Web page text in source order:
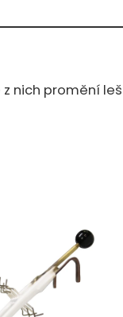
nich promění